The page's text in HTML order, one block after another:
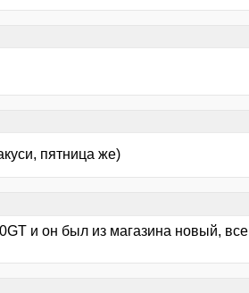
пятница же)
и он был из магазина новый, все